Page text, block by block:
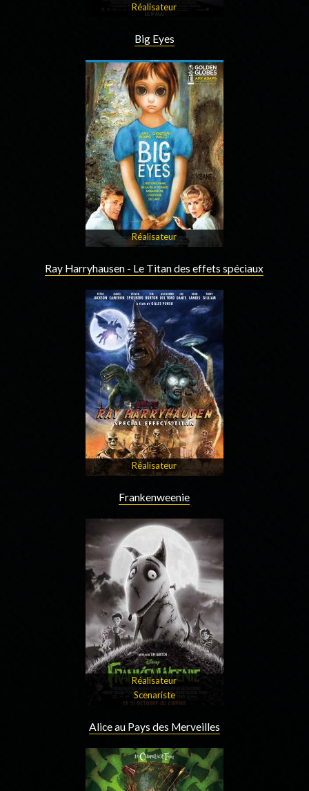
Réalisateur
Big Eyes
Réalisateur
Ray Harryhausen - Le Titan des effets spéciaux
Réalisateur
Frankenweenie
Réalisateur
Scenariste
Alice au Pays des Merveilles